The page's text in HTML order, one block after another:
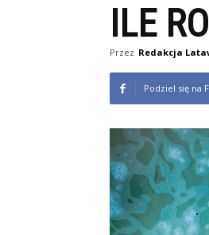
ILE
Przez Redakcja
Podziel się na